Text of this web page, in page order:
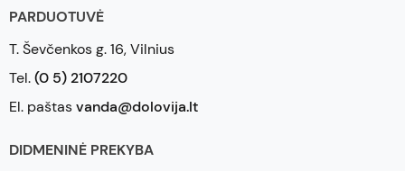
PARDUOTUVĖ
T. Ševčenkos g. 16, Vilnius
Tel.(0 5) 2107220
El. paštasvanda@dolovija.lt
DIDMENINĖ PREKYBA